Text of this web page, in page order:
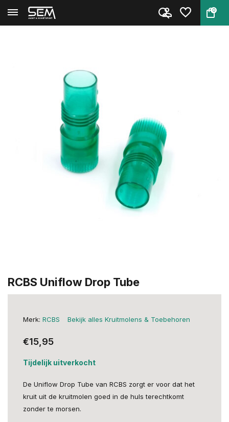
0
Terug Home
RCBS Uniflow Drop Tube
Merk: RCBS Bekijk alles Kruitmolens & Toebehoren
€15,95
Tijdelijk uitverkocht
De Uniflow Drop Tube van RCBS zorgt er voor dat het
kruit uit de kruitmolen goed in de huls terechtkomt
zonder te morsen.